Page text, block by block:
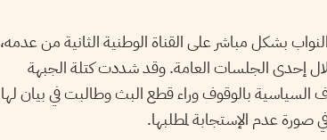
مباشر على القناة الوطنية الثانية من عدمه،
إحدى الجلسات العامة. وقد شددت كتلة الجبهة
بالوقوف وراء قطع البث وطالبت في بيان لها
عدم الإستجابة لمطلبها.